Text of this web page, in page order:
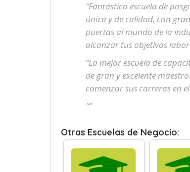
“Fantástica escuela de
única y de calidad, con
puertas al mundo de la
alcanzar tus objetivos
“La mejor escuela de
de gran y excelente
comenzar sus carreras en
“”
Otras Escuelas de Negocio: